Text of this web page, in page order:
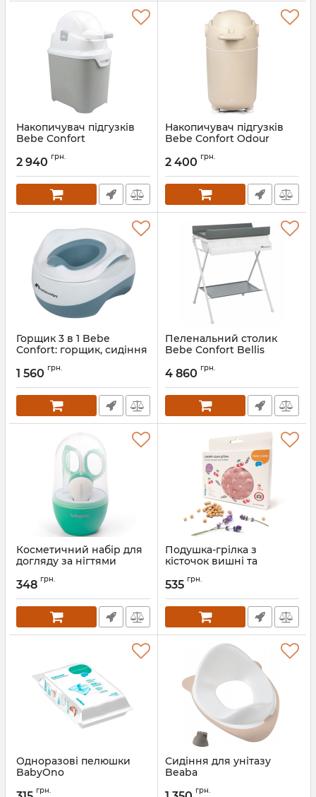
Накопичувач підгузків
Bebe Confort
2 940 грн.
Накопичувач підгузків
Bebe Confort Odour
Артикул: 3106209300
2 400 грн.
Горщик 3 в 1 Bebe
Confort: горщик, сидіння
Артикул:
1 560 грн.
Пеленальний столик
Bebe Confort Bellis
4 860 грн.
Косметичний набір для
догляду за нігтями
Артикул:
348 грн.
Подушка-грілка з
кісточок вишні та
BabyOno
Артикул:796/01
535 грн.
Одноразові пелюшки
BabyOno
грн.
Сидіння для унітазу
Beaba
грн.